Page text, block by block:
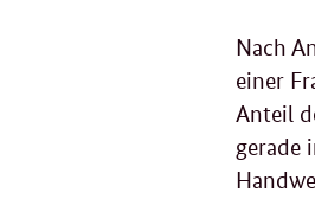
Nach
einer
Anteil
gerade